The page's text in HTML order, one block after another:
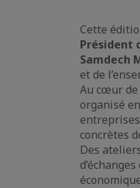
Cette
Président
Samdech
et de
Au cœur
organisé
concrètes
Des